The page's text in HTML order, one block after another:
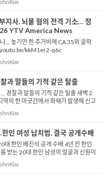
선거위원회 ...
지사, 뇌물 혐의 전격 기소… 정
YTV America News
… 높기만 한 주거비에 CA 35위 굴락
youtu.be/kkM1er2-q6c
기적 같은 탈출
경찰과 말들의 기적 같은 탈출 새벽 2
역의 한 마굿간에서 화재가 발생해 신고
합니다. 여기가 꽉 찼어요. 알겠죠? 밖
인 여성 납치범, 결국 공개수배
대 한인 배진석 공개 수배 4년 전 한인
받는 20대 한인 남성의 얼굴과 신원이
아주 귀넷 카운티 경찰은 지난 2022년
한인 여성 납치 사건의 피의자인 ...